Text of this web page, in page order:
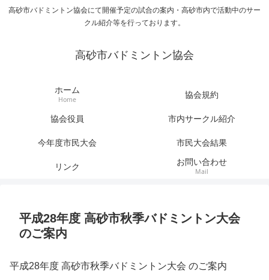
高砂市バドミントン協会にて開催予定の試合の案内・高砂市内で活動中のサー
クル紹介等を行っております。
高砂市バドミントン協会
ホーム
Home 協会規約
協会役員 市内サークル紹介
今年度市民大会 市民大会結果
リンク お問い合わせ
Mail
平成28年度 高砂市秋季バドミントン大会
のご案内
平成28年度 高砂市秋季バドミントン大会 のご案内